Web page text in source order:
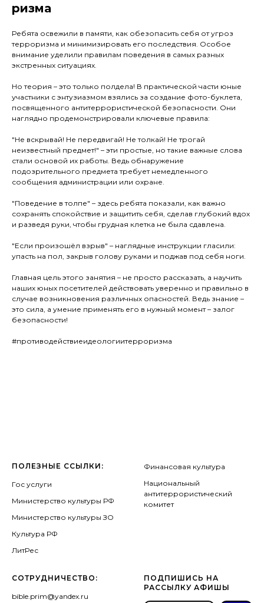
ризма
Ребята освежили в памяти, как обезопасить себя от угроз
терроризма и минимизировать его последствия. Особое
внимание уделили правилам поведения в самых разных
экстренных ситуациях.
Но теория – это только полдела! В практической части юные
участники с энтузиазмом взялись за создание фото-буклета,
посвященного антитеррористической безопасности. Они
наглядно продемонстрировали ключевые правила:
"Не вскрывай! Не передвигай! Не толкай! Не трогай
неизвестный предмет!" – эти простые, но такие важные слова
стали основой их работы. Ведь обнаружение
подозрительного предмета требует немедленного
сообщения администрации или охране.
"Поведение в толпе" – здесь ребята показали, как важно
сохранять спокойствие и защитить себя, сделав глубокий вдох
и разведя руки, чтобы грудная клетка не была сдавлена.
"Если произошёл взрыв" – наглядные инструкции гласили:
упасть на пол, закрыв голову руками и поджав под себя ноги.
Главная цель этого занятия – не просто рассказать, а научить
наших юных посетителей действовать уверенно и правильно в
случае возникновения различных опасностей. Ведь знание –
это сила, а умение применять его в нужный момент – залог
безопасности!
#противодействиеидеологиитерроризма
ПОЛЕЗНЫЕ ССЫЛКИ:
Гос услуги
Министерство культуры РФ
Министерство культуры ЗО
Культура РФ
ЛитРес
Финансовая культура
Национальный
антитеррористический
комитет
СОТРУДНИЧЕСТВО:
bible.prim@yandex.ru
ПОДПИШИСЬ НА
РАССЫЛКУ АФИШЫ